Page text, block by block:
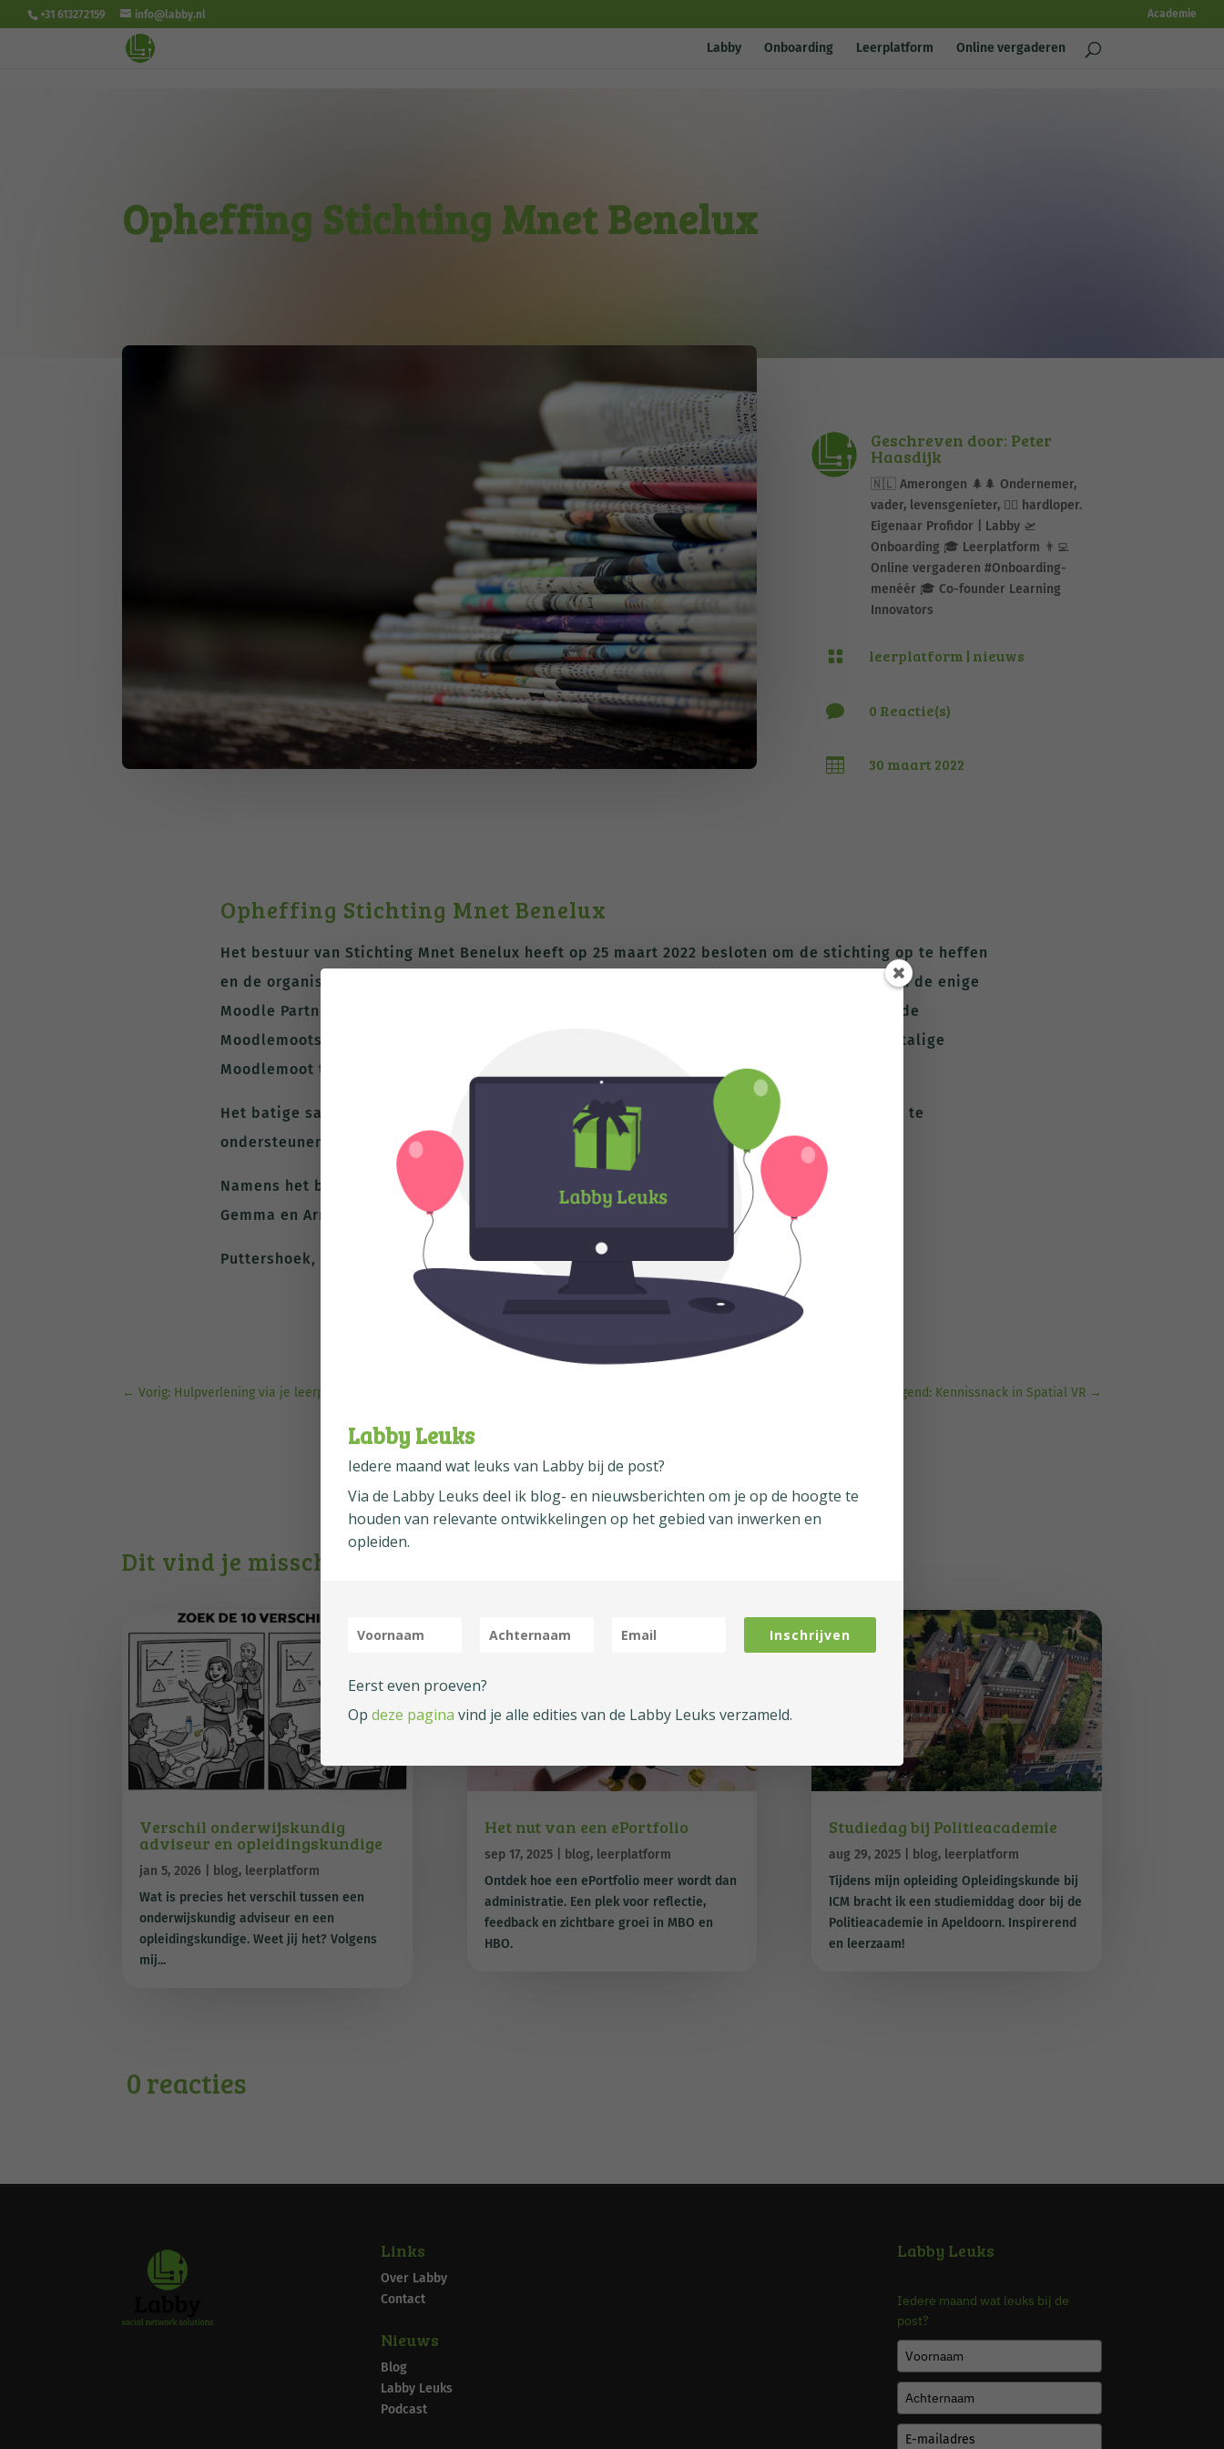
<!- autoplay video --><!- end autoplay video -->
+31 613272159 info@labby.nl Academie
Labby Onboarding Leerplatform Online vergaderen
Opheffing Stichting Mnet Benelux
Geschreven door: Peter
Haasdijk
🇳🇱 Amerongen 🌲🌲 Ondernemer,
vader, levensgenieter, 🏃‍♂️ hardloper.
Eigenaar Profidor | Labby 🛫
Onboarding 🎓 Leerplatform 👨‍💻
Online vergaderen #Onboarding-
menéér 🎓 Co-founder Learning
Innovators
 leerplatform | nieuws
 0 Reactie(s)
 30 maart 2022
Opheffing Stichting Mnet Benelux
Het bestuur van Stichting Mnet Benelux heeft op 25 maart 2022 besloten om de stichting op te heffen
en de organisatie van de Nederlandstalige Moodlemoot over te dragen aan
. Zij zijn de enige
Moodle Partner van Nederland en België en zijn al jaren betrokken bij de organisatie van de
Moodlemoots. Op deze manier kan de missie van de stichting om elk jaar een Nederlandstalige
Moodlemoot te organiseren blijven doorgaan.
Het batige saldo van de stichting zal worden gebruikt om de Nederlandstalige community te
ondersteunen bij het gebruik van
. Hierover wordt contact gezocht met Moodle HQ.
Namens het bestuur,
Gemma en Arnout
Puttershoek, 25 maart 2022
←Vorig: Hulpverlening via je leerplatform? Volgend: Kennissnack in Spatial VR→
Dit vind je misschien ook leuk …
Verschil onderwijskundig
adviseur en opleidingskundige
jan 5, 2026 blog, leerplatform
Wat is precies het verschil tussen een
onderwijskundig adviseur en een
opleidingskundige. Weet jij het? Volgens
mij...
Het nut van een ePortfolio
sep 17, 2025| blog, leerplatform
Ontdek hoe een ePortfolio meer wordt dan
administratie. Een plek voor reflectie,
feedback en zichtbare groei in MBO en
HBO.
Studiedag bij Politieacademie
aug 29, 2025| blog, leerplatform
Tijdens mijn opleiding Opleidingskunde bij
ICM bracht ik een studiemiddag door bij de
Politieacademie in Apeldoorn. Inspirerend
en leerzaam!
0 reacties
Links
Over Labby
Contact
Nieuws
Blog
Labby Leuks
Podcast
Labby Leuks
Iedere maand wat leuks bij de
post?
Labby Leuks
Iedere maand wat leuks van Labby bij de post?
Via de Labby Leuks deel ik blog- en nieuwsberichten om je op de hoogte te
houden van relevante ontwikkelingen op het gebied van inwerken en
opleiden.
Inschrijven
Eerst even proeven?
Op deze pagina vind je alle edities van de Labby Leuks verzameld.